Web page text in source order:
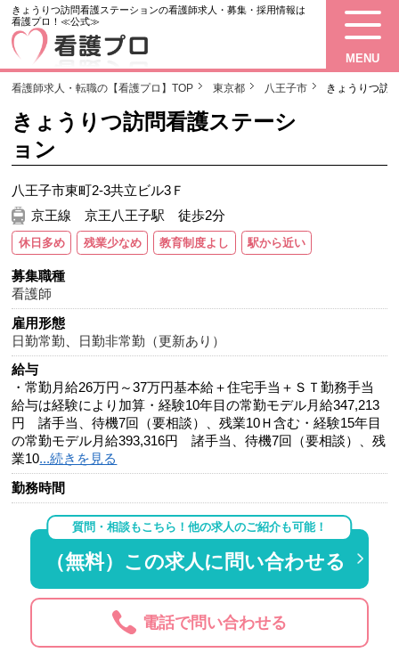
きょうりつ訪問看護ステーションの看護師求人・募集・採用情報は
看護プロ！≪公式≫
MENU
看護師求人・転職の【看護プロ】TOP 東京都 八王子市 きょうりつ訪
きょうりつ訪問看護ステーシ
ョン
八王子市東町2-3共立ビル3Ｆ
京王線 京王八王子駅 徒歩2分
休日多め 残業少なめ 教育制度よし 駅から近い
募集職種
看護師
雇用形態
日勤常勤
日勤非常勤（更新あり）
給与
・常勤月給26万円～37万円基本給＋住宅手当＋ＳＴ勤務手当
給与は経験により加算・経験10年目の常勤モデル月給347,213
円 諸手当、待機7回（要相談）、残業10Ｈ含む・経験15年目
の常勤モデル月給393,316円 諸手当、待機7回（要相談）、残
業10...続きを見る
勤務時間
質問・相談もこちら！他の求人のご紹介も可能！
（無料）この求人に問い合わせる
電話で問い合わせる